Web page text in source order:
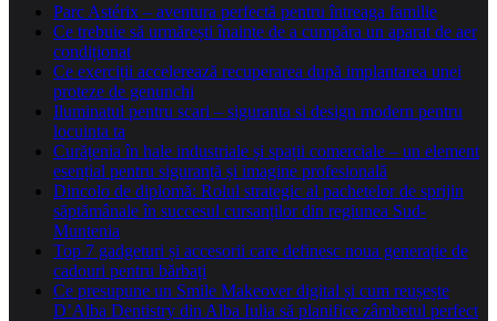
Parc Astérix – aventura perfectă pentru întreaga familie
Ce trebuie să urmărești înainte de a cumpăra un aparat de aer
condiționat
Ce exerciții accelerează recuperarea după implantarea unei
proteze de genunchi
Iluminatul pentru scari – siguranta si design modern pentru
locuinta ta
Curățenia în hale industriale și spații comerciale – un element
esențial pentru siguranță și imagine profesională
Dincolo de diplomă: Rolul strategic al pachetelor de sprijin
săptămânale în succesul cursanților din regiunea Sud-
Muntenia
Top 7 gadgeturi și accesorii care definesc noua generație de
cadouri pentru bărbați
Ce presupune un Smile Makeover digital și cum reușește
D’Alba Dentistry din Alba Iulia să planifice zâmbetul perfect